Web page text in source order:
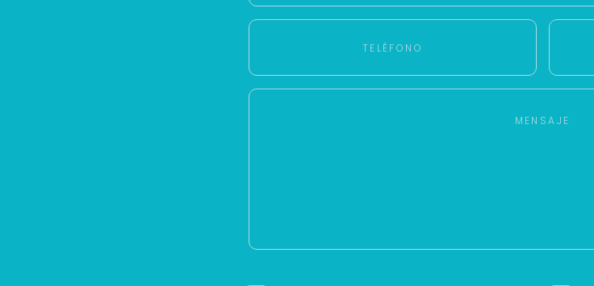
Tus datos están seguros
No compartimos tu información